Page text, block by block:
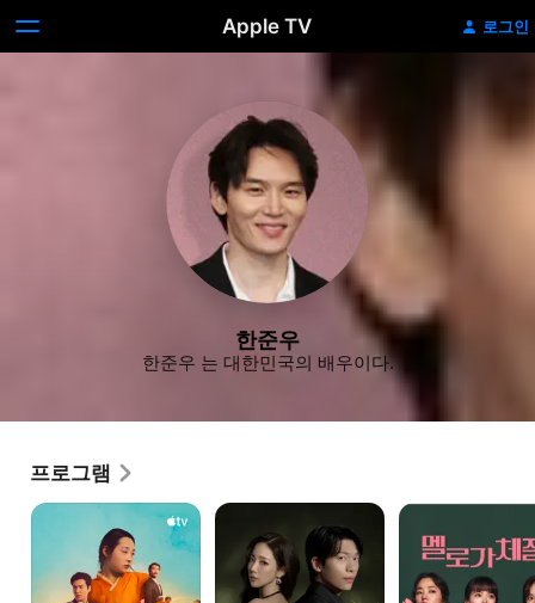
Apple TV 로그인
한준우
한준우 는 대한민국의 배우이다.
프로그램
'파친코'
세이렌
멜로가
체질